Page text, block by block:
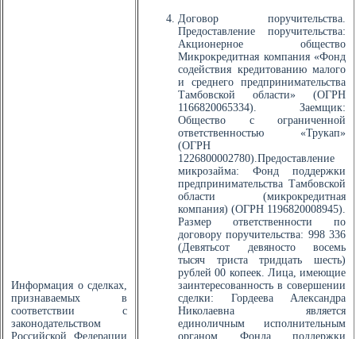
Информация о сделках,
признаваемых в
соответствии с
законодательством
Российской Федерации
Договор поручительства.
Предоставление поручительства:
Акционерное общество
Микрокредитная компания «Фонд
содействия кредитованию малого
и среднего предпринимательства
Тамбовской области» (ОГРН
1166820065334). Заемщик:
Общество с ограниченной
ответственностью «Трукап»
(ОГРН
1226800002780).Предоставление
микрозайма: Фонд поддержки
предпринимательства Тамбовской
области (микрокредитная
компания) (ОГРН 1196820008945).
Размер ответственности по
договору поручительства: 998 336
(Девятьсот девяносто восемь
тысяч триста тридцать шесть)
рублей 00 копеек. Лица, имеющие
заинтересованность в совершении
сделки: Гордеева Александра
Николаевна является
единоличным исполнительным
органом Фонда поддержки